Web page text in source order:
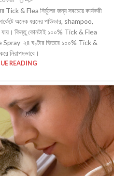
& Flea নির্মূলের জন্য সবচেয়ে কার্যকরী
অনেক ধরনের পাউডার, shampoo,
কিন্তু কোনটাই ১০০% Tick & Flea
Spray ২৪ ঘণ্টার ভিতরে ১০০% Tick &
নিরাপদভাবে।
READING